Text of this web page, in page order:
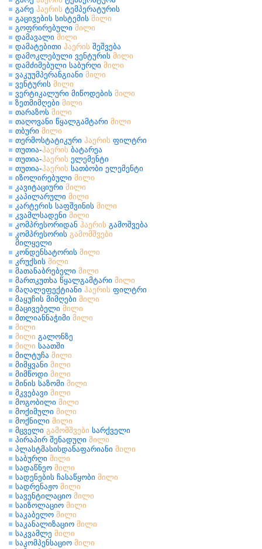
გარე ჰაერის ტემპერატურის
გაცივების სისტემის მილი
გოფრირებული მილი
დამავალი მილი
დამატებითი ჰაერის შეშვება
დამოკლებული ვენტურის მილი
დამძიმებული საბურღი მილი
ვაკუუმპერანგიანი მილი
ვენტურის მილი
ვერტიკალური მიწოდების მილი
ზეთმიმღები მილი
თარაზოს მილი
თაღოვანი წყალგამტარი მილი
თბური მილი
თერმოსტატიკური ჰაერის ფილტრი
თუთია-ჰაერის ბატარეა
თუთია-ჰაერის ელემენტი
თუთია-ჰაერის სათბობი ელემენტი
იზოლირებული მილი
კავიტაციური მილი
კაპილარული მილი
კარტერის საფშვინის მილი
კვამლსადენი მილი
კომპრესორიდან ჰაერის გამოშვება
კომპრესორის გამომშვები
მილყელი
კონდენსატორის მილი
კრუქსის მილი
მათანაბრებელი მილი
მართკუთხა წყალგამტარი მილი
მაღალეფექტიანი ჰაერის ფილტრი
მაყუჩის მიმღები მილი
მაცივებელი მილი
მთლიანნაჭიმი მილი
მილი
მილი გალონზე
მილი საათში
მილტუჩა მილი
მიმყვანი მილი
მიმწოდი მილი
მინის საზომი მილი
მკვებავი მილი
მოგობილი მილი
მოქიმული მილი
მოქნილი მილი
მცველი გამომშვები სარქველი
პირაპირ შენადუღი მილი
პლასტმასისდანაფარიანი მილი
საბურღი მილი
სადაწნეო მილი
სადენების ჩასაწყობი მილი
სადრენაჟო მილი
სავენტილაციო მილი
საიზოლაციო მილი
საკაბელო მილი
საკანალიზაციო მილი
საკვამლე მილი
საკომპენსაციო მილი